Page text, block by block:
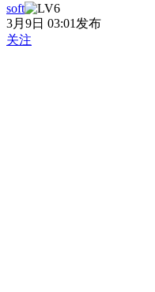
soft
3月9日 03:01发布
关注